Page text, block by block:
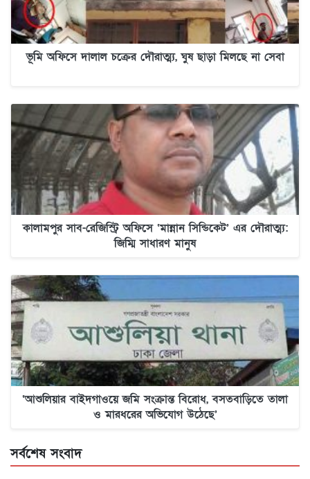
ভূমি অফিসে দালাল চক্রের দৌরাত্ম্য, ঘুষ ছাড়া মিলছে না সেবা
কালামপুর সাব-রেজিস্ট্রি অফিসে ‘মান্নান সিন্ডিকেট’ এর দৌরাত্ম্য:
জিম্মি সাধারণ মানুষ
‘আশুলিয়ার বাইদগাওয়ে জমি সংক্রান্ত বিরোধ, বসতবাড়িতে তালা
ও মারধরের অভিযোগ উঠেছে’
সর্বশেষ সংবাদ